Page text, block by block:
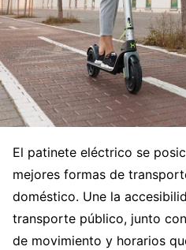
El patinete eléctrico se
mejores formas de
doméstico. Une la
transporte público, junto
de movimiento y horarios